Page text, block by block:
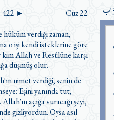
422 ►
Cüz 22
hüküm verdiği zaman,
o işi kendi isteklerine göre
Allah ve Resûlüne karşı
düşmüş olur.
nimet verdiği, senin de
Eşini yanında tut,
açığa vuracağı şeyi,
gizliyordun. Oysa asıl